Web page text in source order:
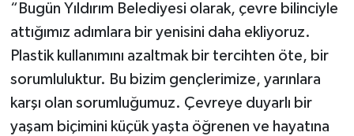
“Bugün Yıldırım Belediyesi olarak, çevre bilinciyle
attığımız adımlara bir yenisini daha ekliyoruz.
Plastik kullanımını azaltmak bir tercihten öte, bir
sorumluluktur. Bu bizim gençlerimize, yarınlara
karşı olan sorumluğumuz. Çevreye duyarlı bir
yaşam biçimini küçük yaşta öğrenen ve hayatına